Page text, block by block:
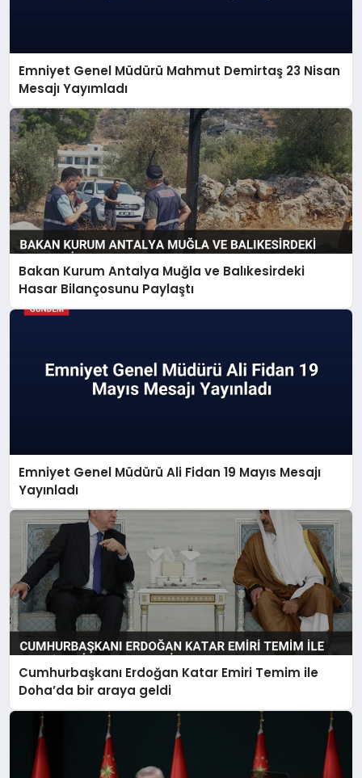
Emniyet Genel Müdürü Mahmut Demirtaş 23 Nisan
Mesajı Yayımladı
Bakan Kurum Antalya Muğla ve Balıkesirdeki
Hasar Bilançosunu Paylaştı
Emniyet Genel Müdürü Ali Fidan 19 Mayıs Mesajı
Yayınladı
Cumhurbaşkanı Erdoğan Katar Emiri Temim ile
Doha’da bir araya geldi